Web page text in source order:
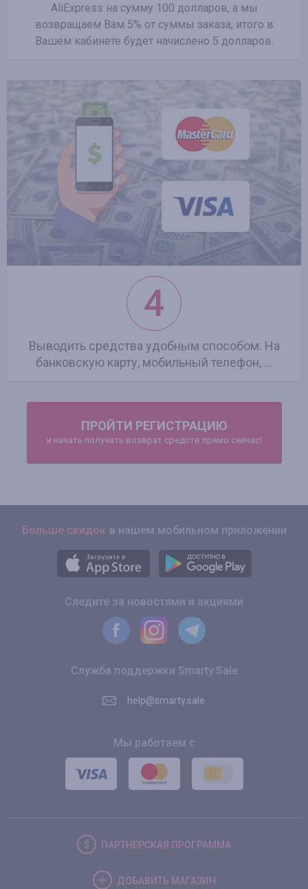
AliExpress на сумму 100 долларов, а мы
возвращаем Вам 5% от суммы заказа, итого в
Вашем кабинете будет начислено 5 долларов.
4
Выводить средства удобным способом. На
банковскую карту, мобильный телефон, ...
ПРОЙТИ РЕГИСТРАЦИЮ
и начать получать возврат средств прямо сейчас!
Больше скидок в нашем мобильном приложении
Следите за новостями и акциями
Служба поддержки Smarty.Sale
help@smarty.sale
Мы работаем с
ПАРТНЕРСКАЯ ПРОГРАММА
ДОБАВИТЬ МАГАЗИН